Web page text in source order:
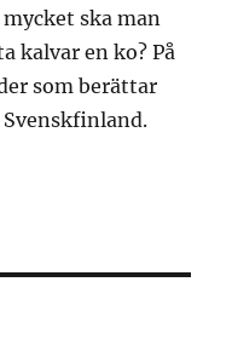
ska man
kalvar en ko? På
som berättar